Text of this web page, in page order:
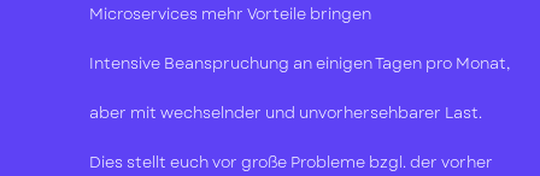
Microservices mehr Vorteile bringen
Intensive Beanspruchung an einigen Tagen pro Monat,
aber mit wechselnder und unvorhersehbarer Last.
Dies stellt euch vor große Probleme bzgl. der vorher